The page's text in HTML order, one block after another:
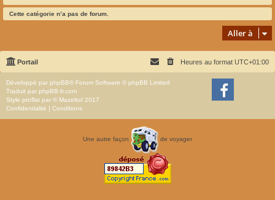
Cette catégorie n’a pas de forum.
Aller à
Portail Heures au format UTC+01:00
Développé par phpBB® Forum Software © phpBB Limited
Traduit par phpBB-fr.com
Style proflat par © Mazeltof 2017
Confidentialité | Conditions
Une autre façon de voyager